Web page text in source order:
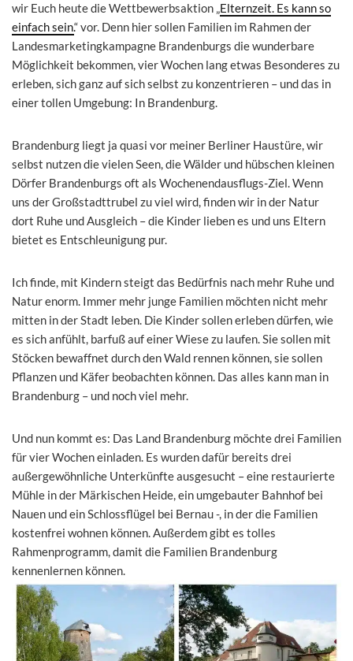
wir Euch heute die Wettbewerbsaktion „Elternzeit. Es kann so
einfach sein.“ vor. Denn hier sollen Familien im Rahmen der
Landesmarketingkampagne Brandenburgs die wunderbare
Möglichkeit bekommen, vier Wochen lang etwas Besonderes zu
erleben, sich ganz auf sich selbst zu konzentrieren – und das in
einer tollen Umgebung: In Brandenburg.
Brandenburg liegt ja quasi vor meiner Berliner Haustüre, wir
selbst nutzen die vielen Seen, die Wälder und hübschen kleinen
Dörfer Brandenburgs oft als Wochenendausflugs-Ziel. Wenn
uns der Großstadttrubel zu viel wird, finden wir in der Natur
dort Ruhe und Ausgleich – die Kinder lieben es und uns Eltern
bietet es Entschleunigung pur.
Ich finde, mit Kindern steigt das Bedürfnis nach mehr Ruhe und
Natur enorm. Immer mehr junge Familien möchten nicht mehr
mitten in der Stadt leben. Die Kinder sollen erleben dürfen, wie
es sich anfühlt, barfuß auf einer Wiese zu laufen. Sie sollen mit
Stöcken bewaffnet durch den Wald rennen können, sie sollen
Pflanzen und Käfer beobachten können. Das alles kann man in
Brandenburg – und noch viel mehr.
Und nun kommt es: Das Land Brandenburg möchte drei Familien
für vier Wochen einladen. Es wurden dafür bereits drei
außergewöhnliche Unterkünfte ausgesucht – eine restaurierte
Mühle in der Märkischen Heide, ein umgebauter Bahnhof bei
Nauen und ein Schlossflügel bei Bernau -, in der die Familien
kostenfrei wohnen können. Außerdem gibt es tolles
Rahmenprogramm, damit die Familien Brandenburg
kennenlernen können.